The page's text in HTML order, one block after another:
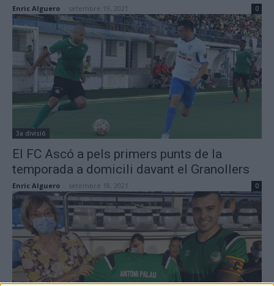
Enric Alguero setembre 19, 2021 0
3a divisió
El FC Ascó a pels primers punts de la
temporada a domicili davant el Granollers
Enric Alguero setembre 18, 2021 0